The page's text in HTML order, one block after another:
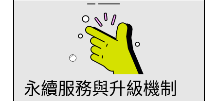
永續服務與升級機制